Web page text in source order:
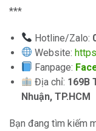
***
Hotline/Zalo:
Website:
Fanpage:
Địa chỉ: 169B
Nhuận, TP.HCM
Bạn đang tìm kiếm